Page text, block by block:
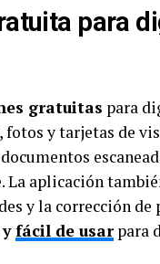
para
gratuitas para
y tarjetas de
aplicación
y la corrección de
fácil de usarpara